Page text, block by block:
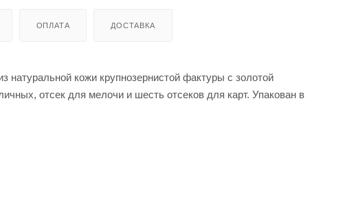
ОПЛАТА ДОСТАВКА
кожи крупнозернистой фактуры с золотой
отсек для мелочи и шесть отсеков для карт. Упакован в